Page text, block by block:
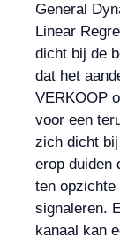
General
Linear
dicht bij de
dat het
VERKOOP
voor een
zich dicht
erop duiden
ten opzichte
signaleren.
kanaal kan